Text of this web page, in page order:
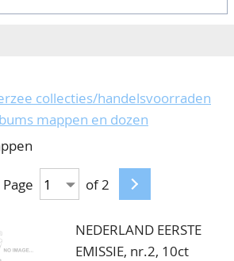
collecties/handelsvoorraden
mappen en dozen
Page of 2
NEDERLAND EERSTE
EMISSIE, nr.2, 10ct